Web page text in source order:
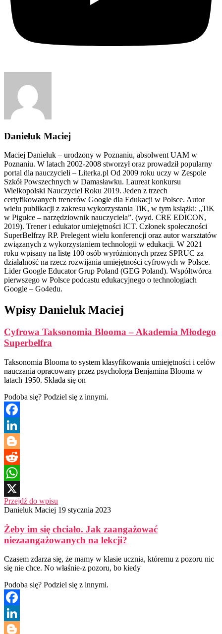
Danieluk Maciej
Maciej Danieluk – urodzony w Poznaniu, absolwent UAM w
Poznaniu. W latach 2002-2008 stworzył oraz prowadził popularny
portal dla nauczycieli – Literka.pl Od 2009 roku uczy w Zespole
Szkół Powszechnych w Damasławku. Laureat konkursu
Wielkopolski Nauczyciel Roku 2019. Jeden z trzech
certyfikowanych trenerów Google dla Edukacji w Polsce. Autor
wielu publikacji z zakresu wykorzystania TiK, w tym książki: „TiK
w Pigułce – narzędziownik nauczyciela”. (wyd. CRE EDICON,
2019). Trener i edukator umiejętności ICT. Członek społeczności
SuperBelfrzy RP. Prelegent wielu konferencji oraz autor warsztatów
związanych z wykorzystaniem technologii w edukacji. W 2021
roku wpisany na listę 100 osób wyróżnionych przez SPRUC za
działalność na rzecz rozwijania umiejętności cyfrowych w Polsce.
Lider Google Educator Grup Poland (GEG Poland). Współtwórca
pierwszego w Polsce podcastu edukacyjnego o technologiach
Google – Go4edu.
Wpisy Danieluk Maciej
Cyfrowa Taksonomia Blooma – Akademia Młodego
Superbelfra
Taksonomia Blooma to system klasyfikowania umiejętności i celów
nauczania opracowany przez psychologa Benjamina Blooma w
latach 1950. Składa się on
Podoba się? Podziel się z innymi.
Facebook
LinkedIn
Blogger
Reddit
WhatsApp
X
Przejdź do wpisu
Danieluk Maciej 19 stycznia 2023
Żeby im się chciało. Jak zaangażować
niezaangażowanych na lekcji?
Czasem zdarza się, że mamy w klasie ucznia, któremu z pozoru nic
się nie chce. No właśnie-z pozoru, bo kiedy
Podoba się? Podziel się z innymi.
Facebook
LinkedIn